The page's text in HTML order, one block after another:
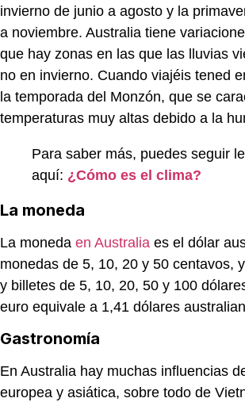
invierno de junio a agosto y la
a noviembre. Australia tiene
que hay zonas en las que las lluvias
no en invierno. Cuando viajéis tened
la temporada del Monzón, que se
temperaturas muy altas debido a la
Para saber más, puedes seguir
aquí: ¿Cómo es el clima?
La moneda
La moneda en Australia es el dólar
monedas de 5, 10, 20 y 50 centavos,
y billetes de 5, 10, 20, 50 y 100
euro equivale a 1,41 dólares
Gastronomía
En Australia hay muchas influencias
europea y asiática, sobre todo de